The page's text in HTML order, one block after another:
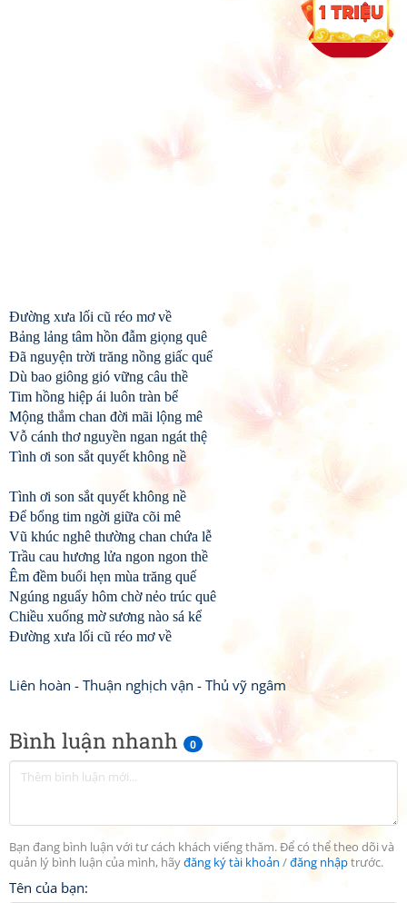
Bình luận nhanh 0
Bạn đang bình luận với tư cách khách viếng thăm. Để có thể theo dõi và
quản lý bình luận của mình, hãyđăng ký tài khoản /đăng nhậptrước.
Tên của bạn:
Đường xưa lối cũ réo mơ về
Bảng lảng tâm hồn đẫm giọng quê
Đã nguyện trời trăng nồng giấc quế
Dù bao giông gió vững câu thề
Tim hồng hiệp ái luôn tràn bể
Mộng thắm chan đời mãi lộng mê
Vỗ cánh thơ nguyền ngan ngát thệ
Tình ơi son sắt quyết không nề
Tình ơi son sắt quyết không nề
Để bổng tim ngời giữa cõi mê
Vũ khúc nghê thường chan chứa lễ
Trầu cau hương lửa ngon ngon thề
Êm đềm buổi hẹn mùa trăng quế
Ngúng nguẩy hôm chờ nẻo trúc quê
Chiều xuống mờ sương nào sá kể
Đường xưa lối cũ réo mơ về
Liên hoàn - Thuận nghịch vận - Thủ vỹ ngâm